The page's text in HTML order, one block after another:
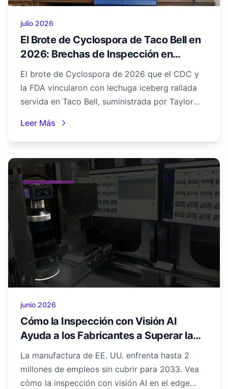
julio 2026
El Brote de Cyclospora de Taco Bell en
2026: Brechas de Inspección en
Lechuga Fresca Cortada
El brote de Cyclospora de 2026 que el CDC y
la FDA vincularon con lechuga iceberg rallada
servida en Taco Bell, suministrada por Taylor
manual en productos frescos cortados.
Descubre lo que la inspección óptica con IA
puede y no puede hacer, con resultados de
nuestro propio benchmark de hojas verdes.
Leer Más
junio 2026
Cómo la Inspección con Visión AI
Ayuda a los Fabricantes a Superar la
Escasez de Mano de Obra
La manufactura de EE. UU. enfrenta hasta 2
millones de empleos sin cubrir para 2033. Vea
cómo la inspección con visión AI en el edge